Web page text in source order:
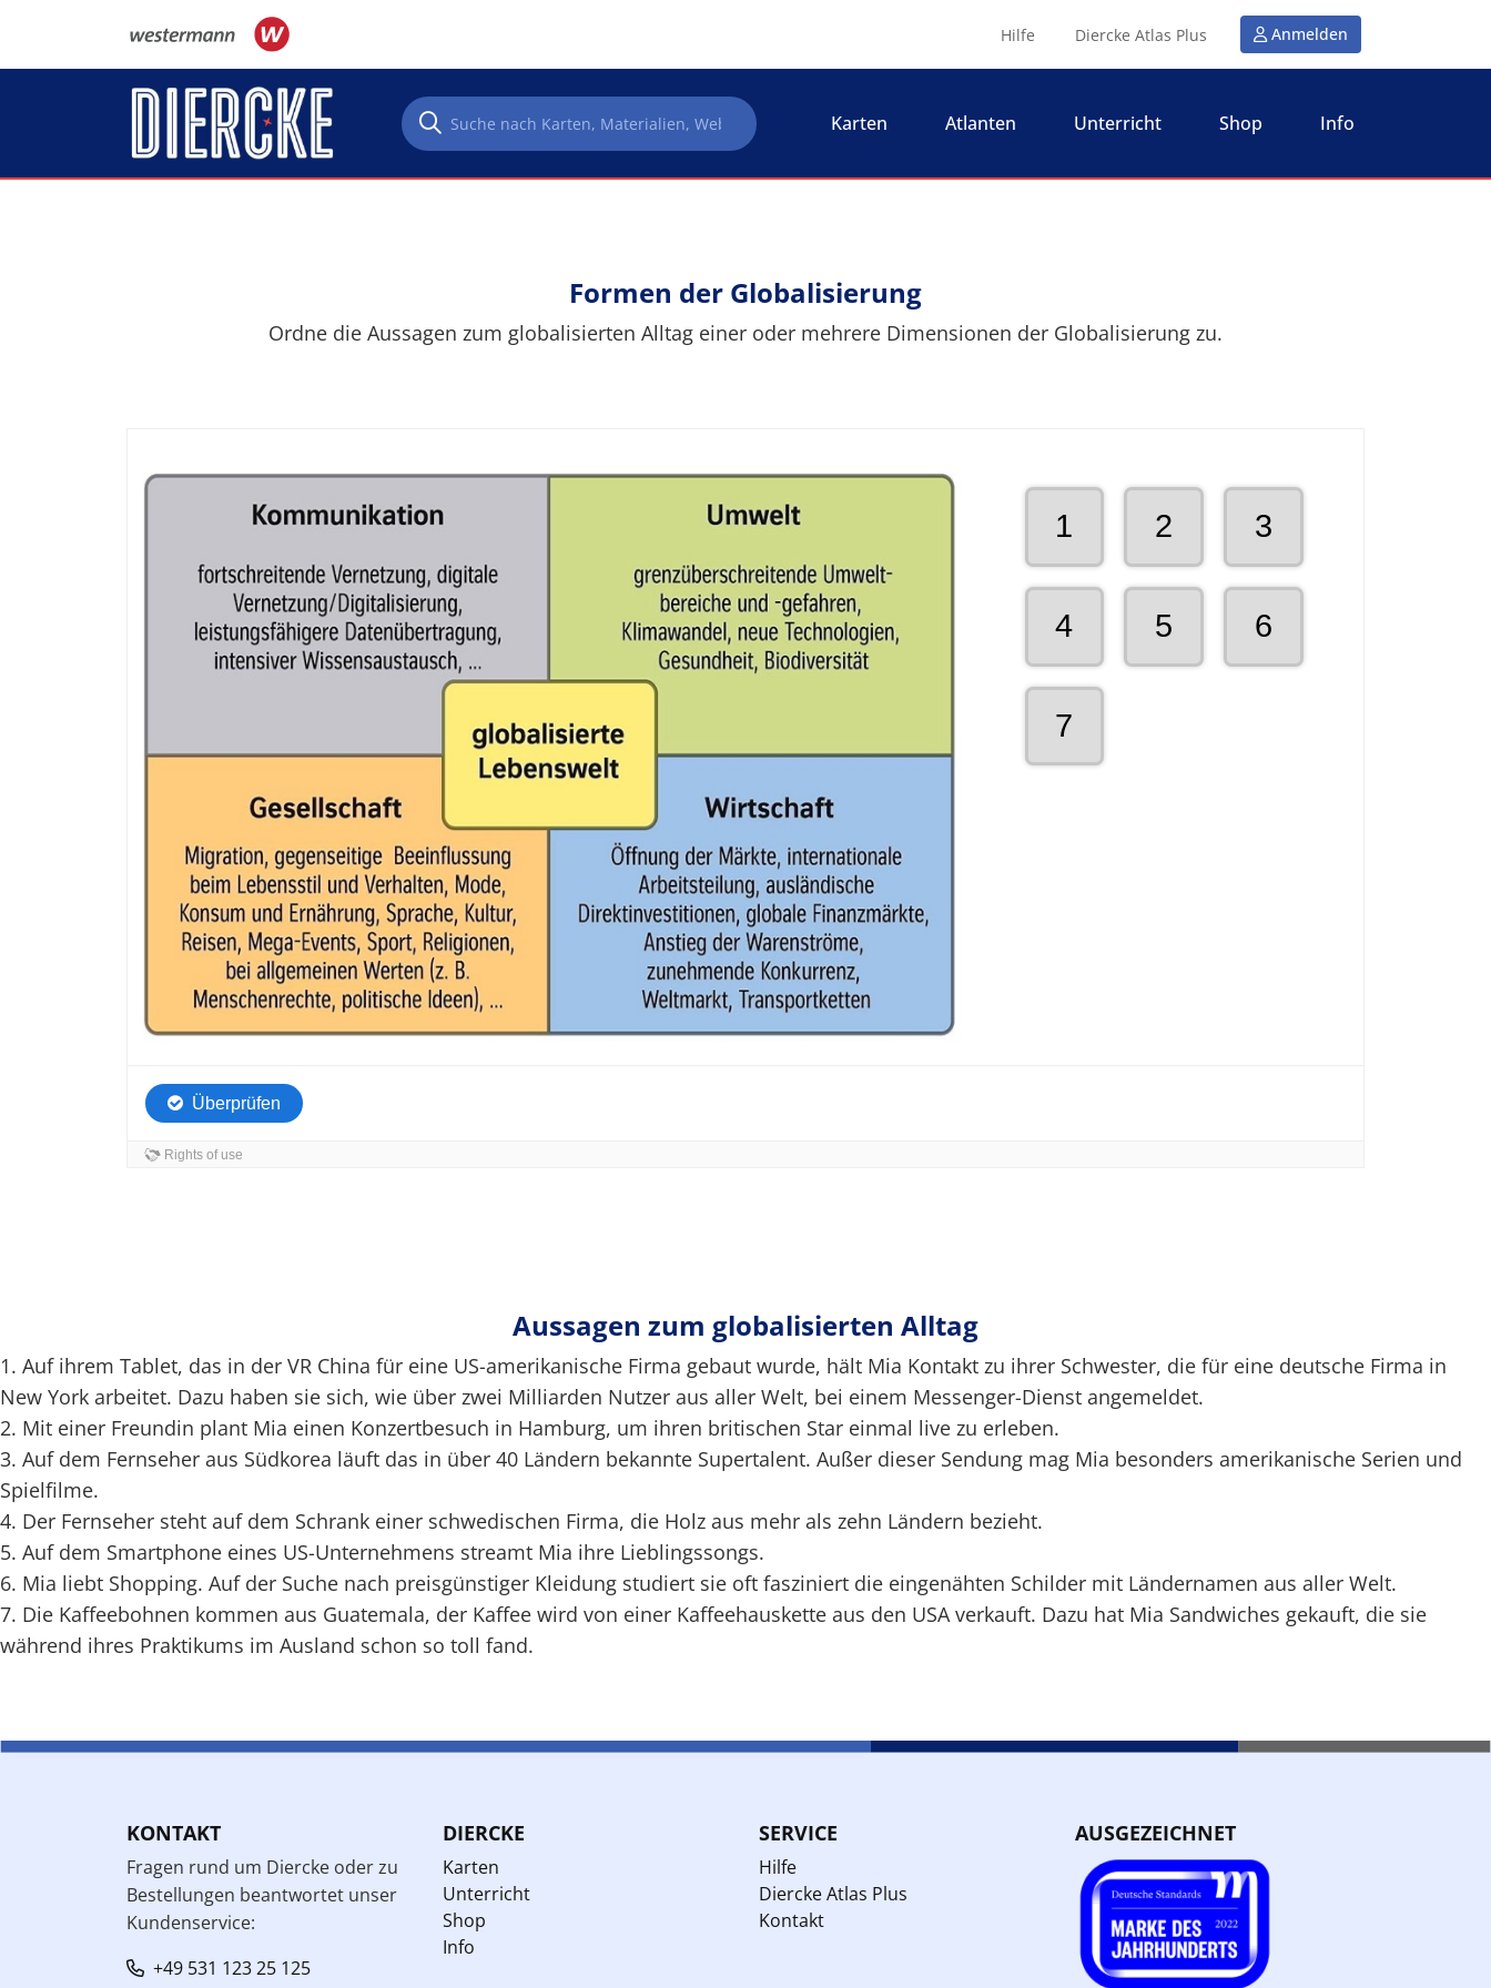
Hilfe Diercke Atlas Plus Anmelden
Karten Atlanten Unterricht Shop Info
Formen der Globalisierung
Ordne die Aussagen zum globalisierten Alltag einer oder mehrere Dimensionen der Globalisierung zu.
Aussagen zum globalisierten Alltag
1. Auf ihrem Tablet, das in der VR ­China für eine US-amerikanische Firma gebaut wurde, hält Mia Kontakt zu ­ihrer Schwester, die für eine deutsche Firma in
New York arbeitet. Dazu haben sie sich, wie über zwei Milliarden Nutzer aus aller Welt, bei einem Messenger-Dienst angemeldet.
2. Mit einer Freundin plant Mia einen Konzert­besuch in Hamburg, um ihren britischen Star einmal live zu erleben.
3. Auf dem Fernseher aus Südkorea läuft das in über 40 Ländern bekannte Supertalent. Außer dieser Sendung mag Mia besonders amerikanische Serien und
Spielfilme.
4. Der Fernseher steht auf dem Schrank einer schwedischen Firma, die Holz aus mehr als zehn Ländern bezieht.
5. Auf dem Smartphone eines US-Unternehmens streamt Mia ihre Lieblingssongs.
6. Mia liebt Shopping. Auf der Suche nach preisgünstiger Kleidung studiert sie oft fasziniert die eingenähten Schilder mit Ländernamen aus aller Welt.
7. Die Kaffeebohnen kommen aus Guatemala, der Kaffee wird von einer Kaffeehauskette aus den USA verkauft. Dazu hat Mia Sand­wiches gekauft, die sie
während ihres Praktikums im Ausland schon so toll fand.
KONTAKT
Fragen rund um Diercke oder zu
Bestellungen beantwortet unser
Kundenservice:
+49 531 123 25 125
DIERCKE
Karten
Unterricht
Shop
Info
SERVICE
Hilfe
Diercke Atlas Plus
Kontakt
AUSGEZEICHNET